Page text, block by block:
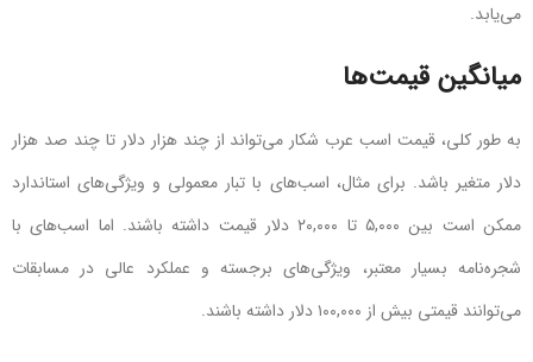
می‌یابد.
میانگین قیمت‌ها
به طور کلی، قیمت اسب عرب شکار می‌تواند از چند هزار دلار تا چند صد هزار
دلار متغیر باشد. برای مثال، اسب‌های با تبار معمولی و ویژگی‌های استاندارد
ممکن است بین ۵,۰۰۰ تا ۲۰,۰۰۰ دلار قیمت داشته باشند. اما اسب‌های با
شجره‌نامه بسیار معتبر، ویژگی‌های برجسته و عملکرد عالی در مسابقات
می‌توانند قیمتی بیش از ۱۰۰,۰۰۰ دلار داشته باشند.